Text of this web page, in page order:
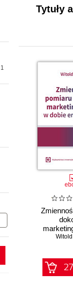
1
Tytuły
dobie